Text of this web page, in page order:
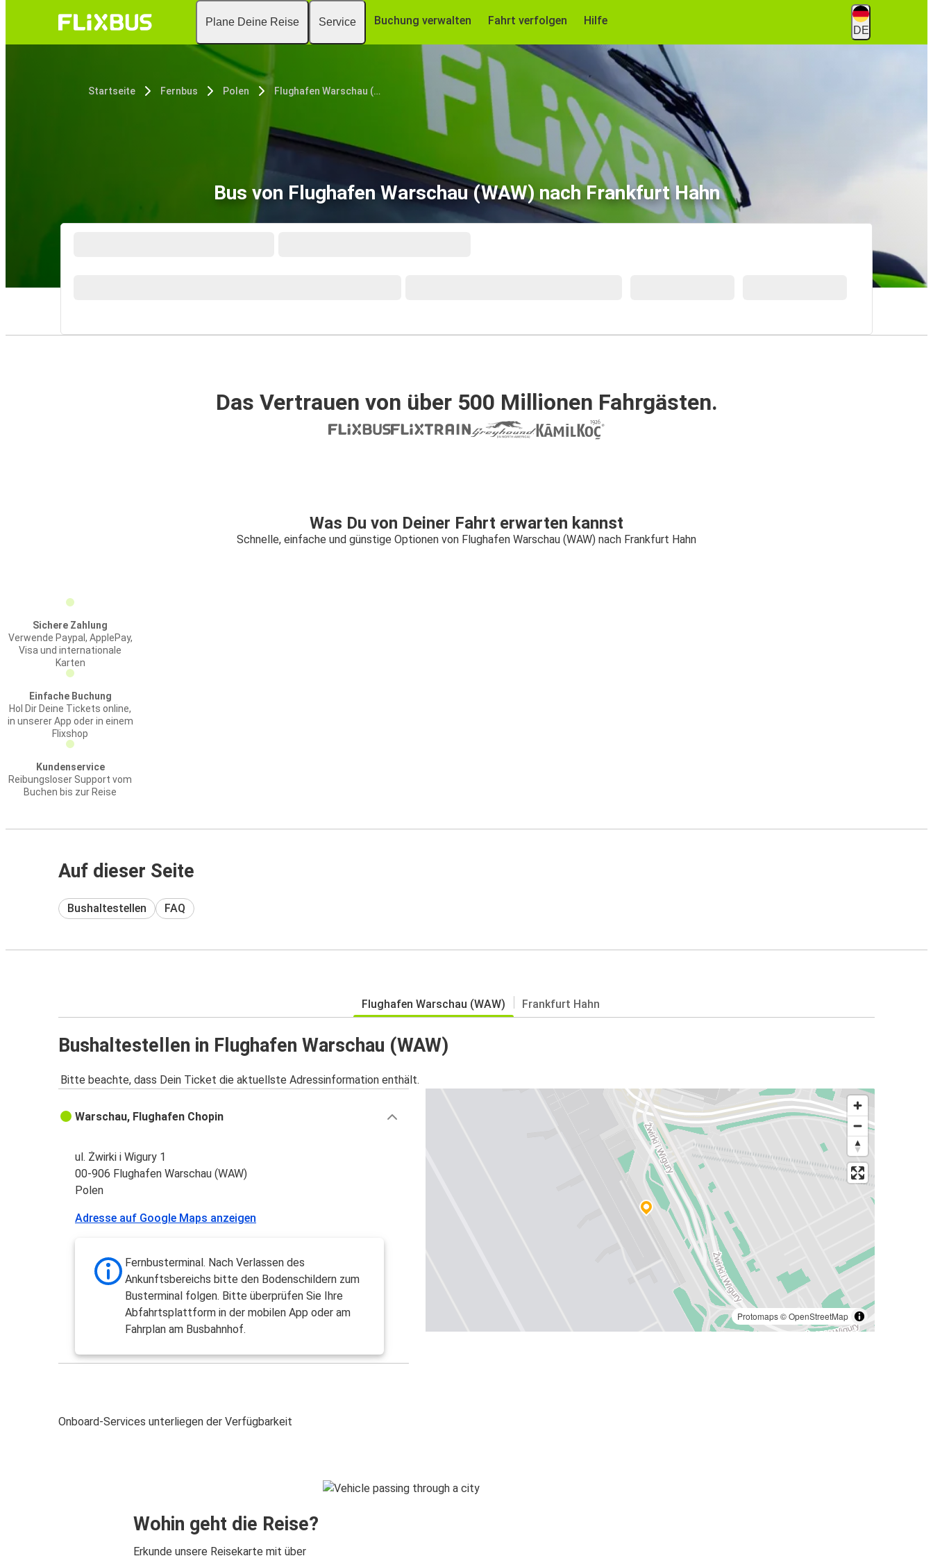
Plane Deine Reise Service Buchung verwalten Fahrt verfolgen Hilfe
DE
Startseite Fernbus Polen Flughafen Warschau (WAW)
Bus von Flughafen Warschau (WAW) nach Frankfurt Hahn
Das Vertrauen von über 500 Millionen Fahrgästen.
Was Du von Deiner Fahrt erwarten kannst
Schnelle, einfache und günstige Optionen von Flughafen Warschau (WAW) nach Frankfurt Hahn
Sichere Zahlung
Verwende Paypal, ApplePay,
Visa und internationale
Karten
Einfache Buchung
Hol Dir Deine Tickets online,
in unserer App oder in einem
Flixshop
Kundenservice
Reibungsloser Support vom
Buchen bis zur Reise
Auf dieser Seite
Bushaltestellen FAQ
Flughafen Warschau (WAW) Frankfurt Hahn
Bushaltestellen in Flughafen Warschau (WAW)
Bitte beachte, dass Dein Ticket die aktuellste Adressinformation enthält.
Protomaps©OpenStreetMap
Warschau, Flughafen Chopin
ul. Żwirki i Wigury 1
00-906 Flughafen Warschau (WAW)
Polen
Adresse auf Google Maps anzeigen
Fernbusterminal. Nach Verlassen des
Ankunftsbereichs bitte den Bodenschildern zum
Busterminal folgen. Bitte überprüfen Sie Ihre
Abfahrtsplattform in der mobilen App oder am
Fahrplan am Busbahnhof.
Onboard-Services unterliegen der Verfügbarkeit
Wohin geht die Reise?
Erkunde unsere Reisekarte mit über